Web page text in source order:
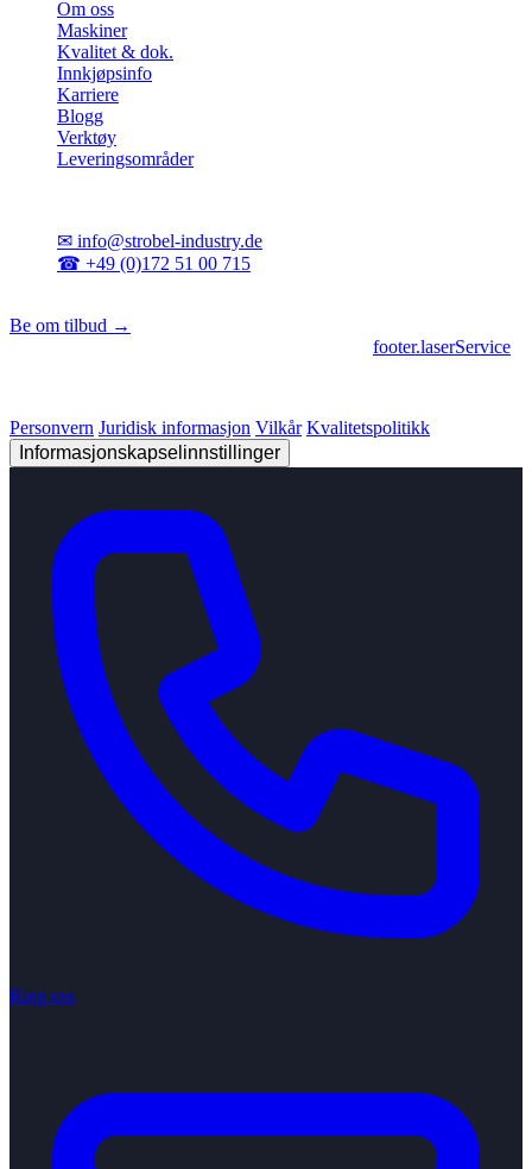
Om oss
Maskiner
Kvalitet & dok.
Innkjøpsinfo
Karriere
Blogg
Verktøy
Leveringsområder
✉ info@strobel-industry.de
☎ +49 (0)172 51 00 715
Be om tilbud →
footer.laserService
Personvern Juridisk informasjon Vilkår Kvalitetspolitikk
Informasjonskapselinnstillinger
Ring oss